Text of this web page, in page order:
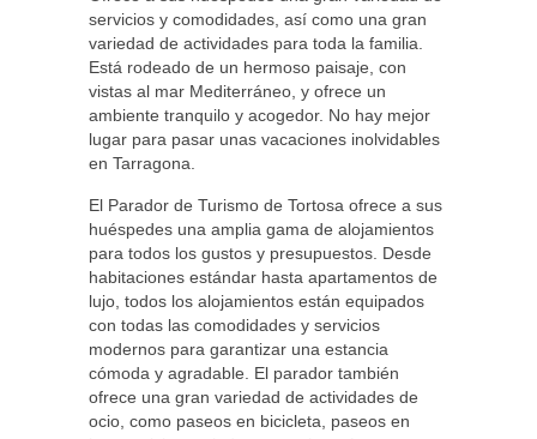
servicios y comodidades, así como una gran
variedad de actividades para toda la familia.
Está rodeado de un hermoso paisaje, con
vistas al mar Mediterráneo, y ofrece un
ambiente tranquilo y acogedor. No hay mejor
lugar para pasar unas vacaciones inolvidables
en Tarragona.
El Parador de Turismo de Tortosa ofrece a sus
huéspedes una amplia gama de alojamientos
para todos los gustos y presupuestos. Desde
habitaciones estándar hasta apartamentos de
lujo, todos los alojamientos están equipados
con todas las comodidades y servicios
modernos para garantizar una estancia
cómoda y agradable. El parador también
ofrece una gran variedad de actividades de
ocio, como paseos en bicicleta, paseos en